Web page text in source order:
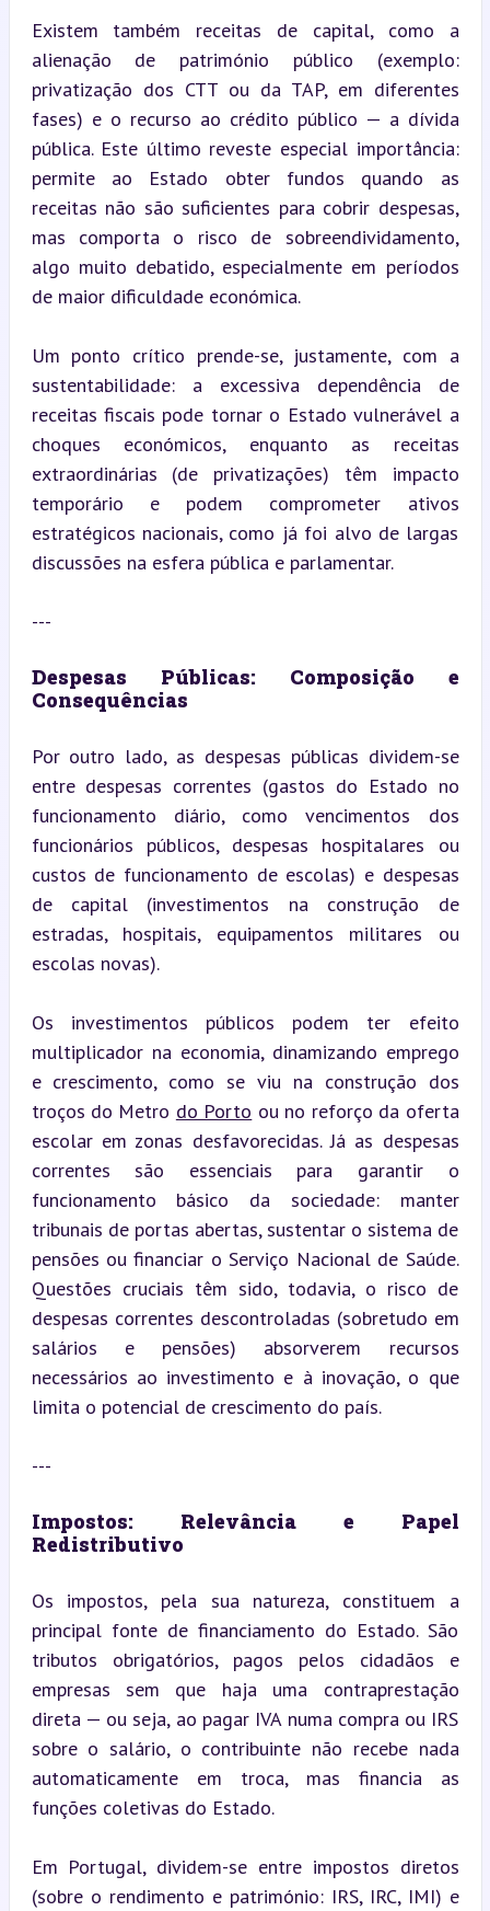
Existem também receitas de capital, como a
alienação de património público (exemplo:
privatização dos CTT ou da TAP, em diferentes
fases) e o recurso ao crédito público — a dívida
pública. Este último reveste especial importância:
permite ao Estado obter fundos quando as
receitas não são suficientes para cobrir despesas,
mas comporta o risco de sobreendividamento,
algo muito debatido, especialmente em períodos
de maior dificuldade económica.
Um ponto crítico prende-se, justamente, com a
sustentabilidade: a excessiva dependência de
receitas fiscais pode tornar o Estado vulnerável a
choques económicos, enquanto as receitas
extraordinárias (de privatizações) têm impacto
temporário e podem comprometer ativos
estratégicos nacionais, como já foi alvo de largas
discussões na esfera pública e parlamentar.
---
Despesas Públicas: Composição e
Consequências
Por outro lado, as despesas públicas dividem-se
entre despesas correntes (gastos do Estado no
funcionamento diário, como vencimentos dos
funcionários públicos, despesas hospitalares ou
custos de funcionamento de escolas) e despesas
de capital (investimentos na construção de
estradas, hospitais, equipamentos militares ou
escolas novas).
Os investimentos públicos podem ter efeito
multiplicador na economia, dinamizando emprego
e crescimento, como se viu na construção dos
troços do Metro do Porto ou no reforço da oferta
escolar em zonas desfavorecidas. Já as despesas
correntes são essenciais para garantir o
funcionamento básico da sociedade: manter
tribunais de portas abertas, sustentar o sistema de
pensões ou financiar o Serviço Nacional de Saúde.
Questões cruciais têm sido, todavia, o risco de
despesas correntes descontroladas (sobretudo em
salários e pensões) absorverem recursos
necessários ao investimento e à inovação, o que
limita o potencial de crescimento do país.
---
Impostos: Relevância e Papel
Redistributivo
Os impostos, pela sua natureza, constituem a
principal fonte de financiamento do Estado. São
tributos obrigatórios, pagos pelos cidadãos e
empresas sem que haja uma contraprestação
direta — ou seja, ao pagar IVA numa compra ou IRS
sobre o salário, o contribuinte não recebe nada
automaticamente em troca, mas financia as
funções coletivas do Estado.
Em Portugal, dividem-se entre impostos diretos
(sobre o rendimento e património: IRS, IRC, IMI) e